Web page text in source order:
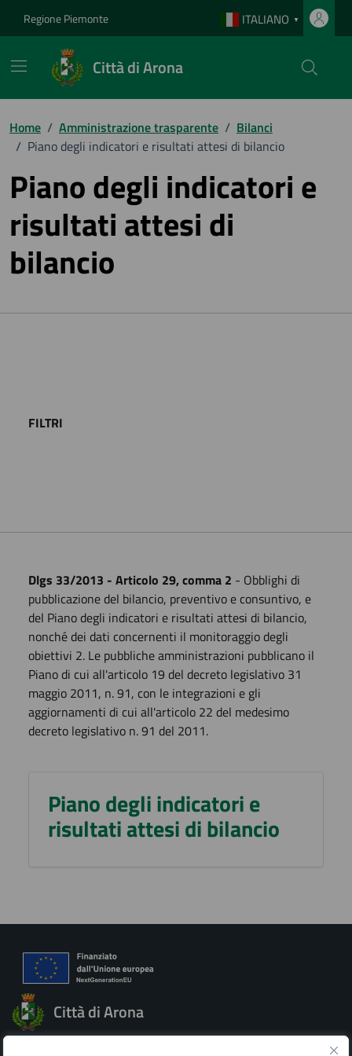
Regione Piemonte ITALIANO ▼
Città di Arona
Home / Amministrazione trasparente / Bilanci
/ Piano degli indicatori e risultati attesi di bilancio
Piano degli indicatori e
risultati attesi di
bilancio
FILTRI
Dlgs 33/2013 - Articolo 29, comma 2 - Obblighi di
pubblicazione del bilancio, preventivo e consuntivo, e
del Piano degli indicatori e risultati attesi di bilancio,
nonché dei dati concernenti il monitoraggio degli
obiettivi 2. Le pubbliche amministrazioni pubblicano il
Piano di cui all'articolo 19 del decreto legislativo 31
maggio 2011, n. 91, con le integrazioni e gli
aggiornamenti di cui all'articolo 22 del medesimo
decreto legislativo n. 91 del 2011.
Piano degli indicatori e
risultati attesi di bilancio
Città di Arona